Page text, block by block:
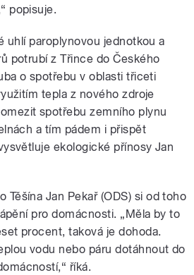
popisuje.
uhlí paroplynovou jednotkou a
potrubí z Třince do Českého
o spotřebu v oblasti třiceti
tepla z nového zdroje
spotřebu zemního plynu
a tím pádem i přispět
ekologické přínosy Jan
Těšína Jan Pekař (ODS) si od toho
pro domácnosti. „Měla by to
procent, taková je dohoda.
vodu nebo páru dotáhnout do
říká.